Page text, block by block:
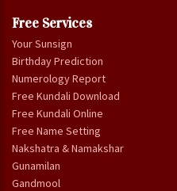
Free Services
Your Sunsign
Birthday Prediction
Numerology Report
Free Kundali Download
Free Kundali Online
Free Name Setting
Nakshatra & Namakshar
Gunamilan
Gandmool